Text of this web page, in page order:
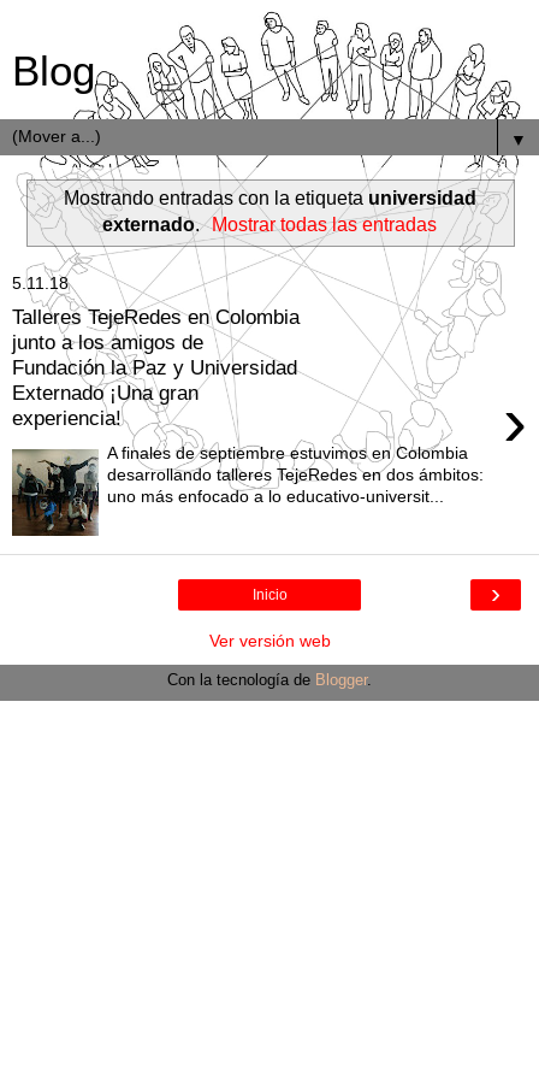
Blog
▼
Mostrando entradas con la etiqueta universidad
externado. Mostrar todas las entradas
5.11.18
Talleres TejeRedes en Colombia
junto a los amigos de
Fundación la Paz y Universidad
Externado ¡Una gran
experiencia!
›
A finales de septiembre estuvimos en Colombia
desarrollando talleres TejeRedes en dos ámbitos:
uno más enfocado a lo educativo-universit...
›
Inicio
Ver versión web
Con la tecnología de Blogger.